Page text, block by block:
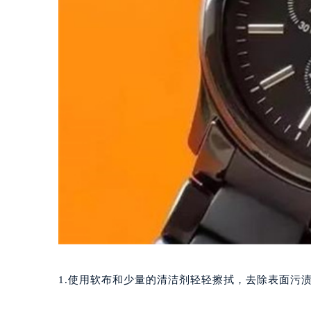
1.使用软布和少量的清洁剂轻轻擦拭，去除表面污